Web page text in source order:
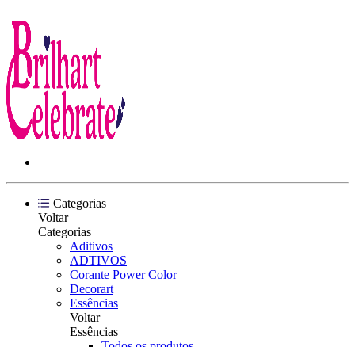
Categorias
Voltar
Categorias
Aditivos
ADTIVOS
Corante Power Color
Decorart
Essências
Voltar
Essências